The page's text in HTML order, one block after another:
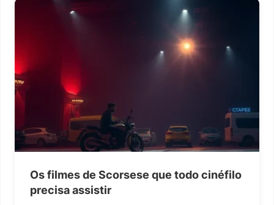
Os filmes de Scorsese que todo cinéfilo
precisa assistir